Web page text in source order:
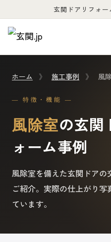
玄関ドアリフォ
ホーム 》 施工事例 》 風
— 特徴・機能 —
風除室の玄関
ォーム事例
風除室を備えた玄関ドアの
ご紹介。実際の仕上がり
ています。